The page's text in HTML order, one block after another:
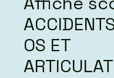
OS ET